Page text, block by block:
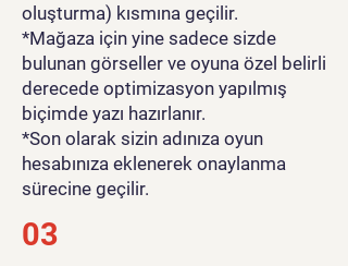
oluşturma) kısmına geçilir.
*Mağaza için yine sadece sizde
bulunan görseller ve oyuna özel belirli
derecede optimizasyon yapılmış
biçimde yazı hazırlanır.
*Son olarak sizin adınıza oyun
hesabınıza eklenerek onaylanma
sürecine geçilir.
03